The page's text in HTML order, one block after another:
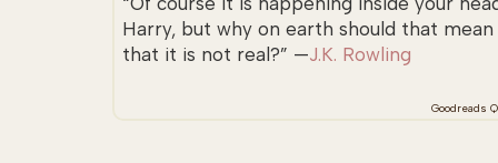
Harry, but why on earth should that mean
that it is not real?” —J.K. Rowling
Goodreads